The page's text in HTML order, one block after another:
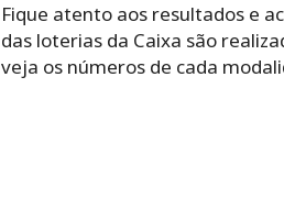
Fique atento aos resultados e
das loterias da Caixa são
veja os números de cada